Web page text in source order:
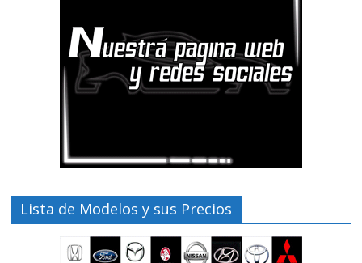
Lista de Modelos y sus Precios